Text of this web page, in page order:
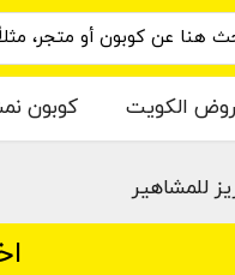
الكويت كوبون
للمشاهير